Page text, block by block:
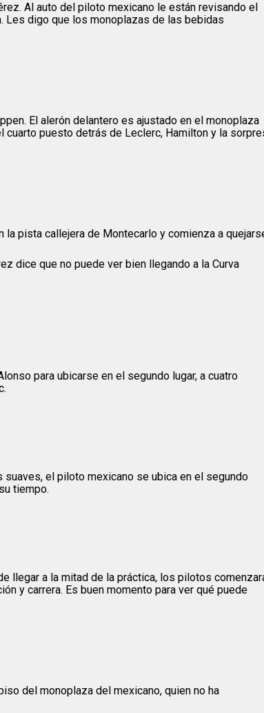
Al auto del piloto mexicano le están revisando el
Les digo que los monoplazas de las bebidas
El alerón delantero es ajustado en el monoplaza
puesto detrás de Leclerc, Hamilton y la
la pista callejera de Montecarlo y comienza a
dice que no puede ver bien llegando a la Curva
para ubicarse en el segundo lugar, a cuatro
suaves, el piloto mexicano se ubica en el segundo
tiempo.
llegar a la mitad de la práctica, los pilotos
y carrera. Es buen momento para ver qué puede
del monoplaza del mexicano, quien no ha